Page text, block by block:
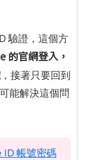
驗證，這個方
的官網登入，
，接著只要回到
能解決這個問
ID 帳號密碼